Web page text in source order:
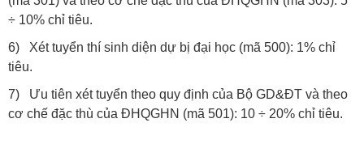
÷ 10% chỉ tiêu.
6) Xét tuyển thí sinh diện dự bị đại học (mã 500): 1% chỉ
tiêu.
7) Ưu tiên xét tuyển theo quy định của Bộ GD&ĐT và theo
cơ chế đặc thù của ĐHQGHN (mã 501): 10 ÷ 20% chỉ tiêu.